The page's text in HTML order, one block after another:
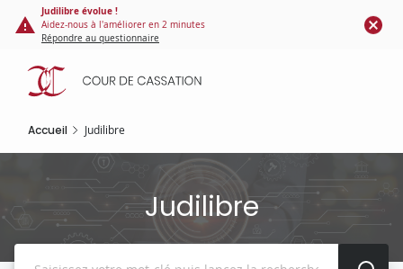
Panneau de gestion des cookies
contenu
principal
Judilibre évolue !
Aidez-nous à l'améliorer en 2 minutes
Répondre au questionnaire
Accueil Judilibre
Judilibre